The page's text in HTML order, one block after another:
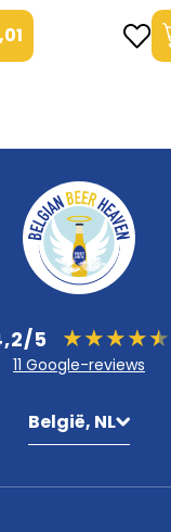
5
11 Google-reviews
België, NL